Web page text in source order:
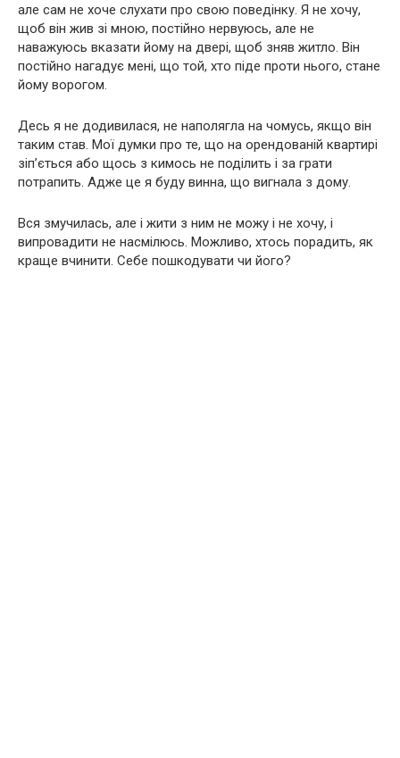
але сам не хоче слухати про свою поведінку. Я не хочу,
щоб він жив зі мною, постійно нервуюсь, але не
наважуюсь вказати йому на двері, щоб зняв житло. Він
постійно нагадує мені, що той, хто піде проти нього, стане
йому ворогом.
Десь я не додивилася, не наполягла на чомусь, якщо він
таким став. Мої думки про те, що на орендованій квартирі
зіп’ється або щось з кимось не поділить і за грати
потрапить. Адже це я буду винна, що вигнала з дому.
Вся змучилась, але і жити з ним не можу і не хочу, і
випровадити не насмілюсь. Можливо, хтось порадить, як
краще вчинити. Себе пошкодувати чи його?